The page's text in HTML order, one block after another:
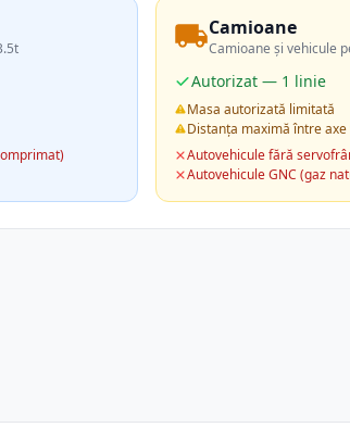
Camioane
Camioane și vehicule
Autorizat — 1 linie
Masa autorizată limitată
Distanța maximă între axe
Autovehicule fără
Autovehicule GNC (gaz